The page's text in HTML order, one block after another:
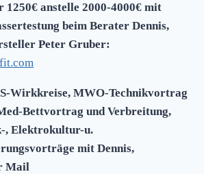
anstelle 2000-4000€ mit
beim Berater Dennis,
Peter Gruber:
Wirkkreise, MWO-Technikvortrag
Bettvortrag und Verbreitung,
, Elektrokultur-u.
mit Dennis,
Mail